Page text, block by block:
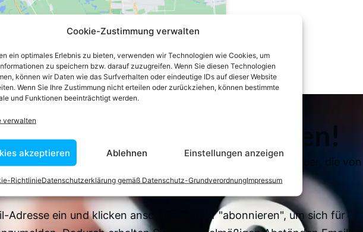
Cookie-Zustimmung verwalten
ein optimales Erlebnis zu bieten, verwenden wir Technologien wie Cookies, um
zu speichern bzw. darauf zuzugreifen. Wenn Sie diesen Technologien
können wir Daten wie das Surfverhalten oder eindeutige IDs auf dieser Website
Wenn Sie Ihre Zustimmung nicht erteilen oder zurückziehen, können bestimmte
und Funktionen beeinträchtigt werden.
verwalten
akzeptieren Ablehnen Einstellungen anzeigen
RichtlinieDatenschutzerklärung gemäß Datenschutz-GrundverordnungImpressum
Newsletter anmelden!
sich über 7500 Begriffserklärungen und juristische Ratgeber, die von
verfasst wurden
Adresse ein und klicken anschließend auf "abonnieren", um sich für